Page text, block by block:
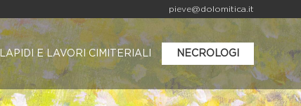
pieve@dolomitica.it
LAPIDI E LAVORI CIMITERIALI NECROLOGI